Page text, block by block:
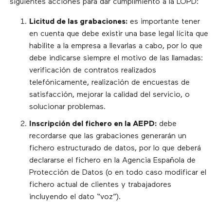
siguientes acciones para dar cumplimiento a la LOPD:
Licitud de las grabaciones: es importante tener
en cuenta que debe existir una base legal lícita que
habilite a la empresa a llevarlas a cabo, por lo que
debe indicarse siempre el motivo de las llamadas:
verificación de contratos realizados
telefónicamente, realización de encuestas de
satisfacción, mejorar la calidad del servicio, o
solucionar problemas.
Inscripción del fichero en la AEPD: debe
recordarse que las grabaciones generarán un
fichero estructurado de datos, por lo que deberá
declararse el fichero en la Agencia Española de
Protección de Datos (o en todo caso modificar el
fichero actual de clientes y trabajadores
incluyendo el dato “voz”).